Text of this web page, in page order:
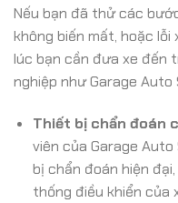
Nếu bạn đã thử các
không biến mất, hoặc
lúc bạn cần đưa xe đến
nghiệp như Garage Auto
Thiết bị chẩn đoán
viên của Garage
bị chẩn đoán hiện
thống điều khiển của